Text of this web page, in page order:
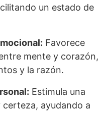
un estado de
Favorece
mente y corazón,
y la razón.
Estimula una
certeza, ayudando a